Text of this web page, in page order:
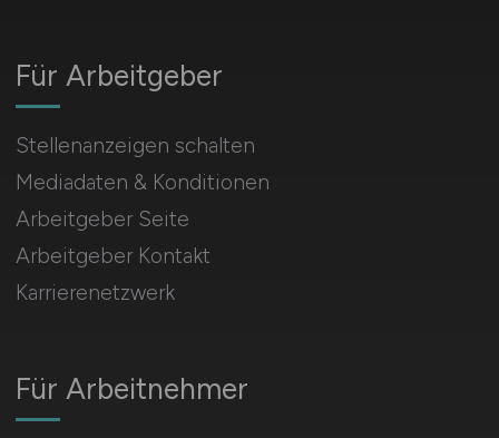
Für Arbeitnehmer
Für Arbeitgeber
Stellenanzeigen schalten
Mediadaten & Konditionen
Arbeitgeber Seite
Arbeitgeber Kontakt
Karrierenetzwerk